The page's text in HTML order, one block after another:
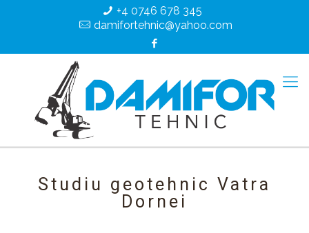
+4 0746 678 345
damifortehnic@yahoo.com
Studiu geotehnic Vatra
Dornei